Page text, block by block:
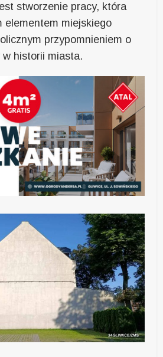
stworzenie pracy, która
elementem miejskiego
przypomnieniem o
historii miasta.